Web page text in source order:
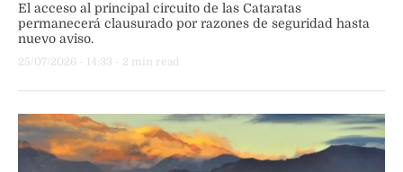
El acceso al principal circuito de las Cataratas
permanecerá clausurado por razones de seguridad hasta
nuevo aviso.
25/07/2026 - 14:33 - 2 min read